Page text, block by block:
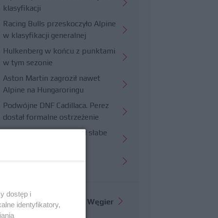
klasyfikacji
Racing Bulls przeskoczyło Alpine
w klasyfikacji generalnej
Hulkenberg w końcu z punktami
w tym sezonie
Aston Martin zagroził nawet
Alpine na Hungaroringu
Podwójne DNF Cadillaca. Perez
dostał formalne ostrzeżenie
Hungaroring potwierdził słabe
Więcej informacji o GP Węgier
dostęp i
identyfikatory,